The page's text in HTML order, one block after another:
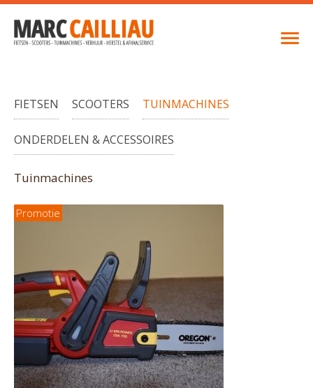
FIETSEN SCOOTERS TUINMACHINES
ONDERDELEN & ACCESSOIRES
Tuinmachines
Promotie